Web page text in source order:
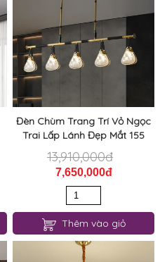
Đèn Chùm Trang Trí Vỏ Ngọc
Trai Lấp Lánh Đẹp Mắt 155
13,910,000đ
7,650,000đ
Thêm vào giỏ